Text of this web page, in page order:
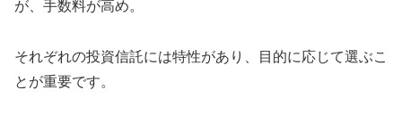
が、手数料が高め。
それぞれの投資信託には特性があり、目的に応じて選ぶこ
とが重要です。